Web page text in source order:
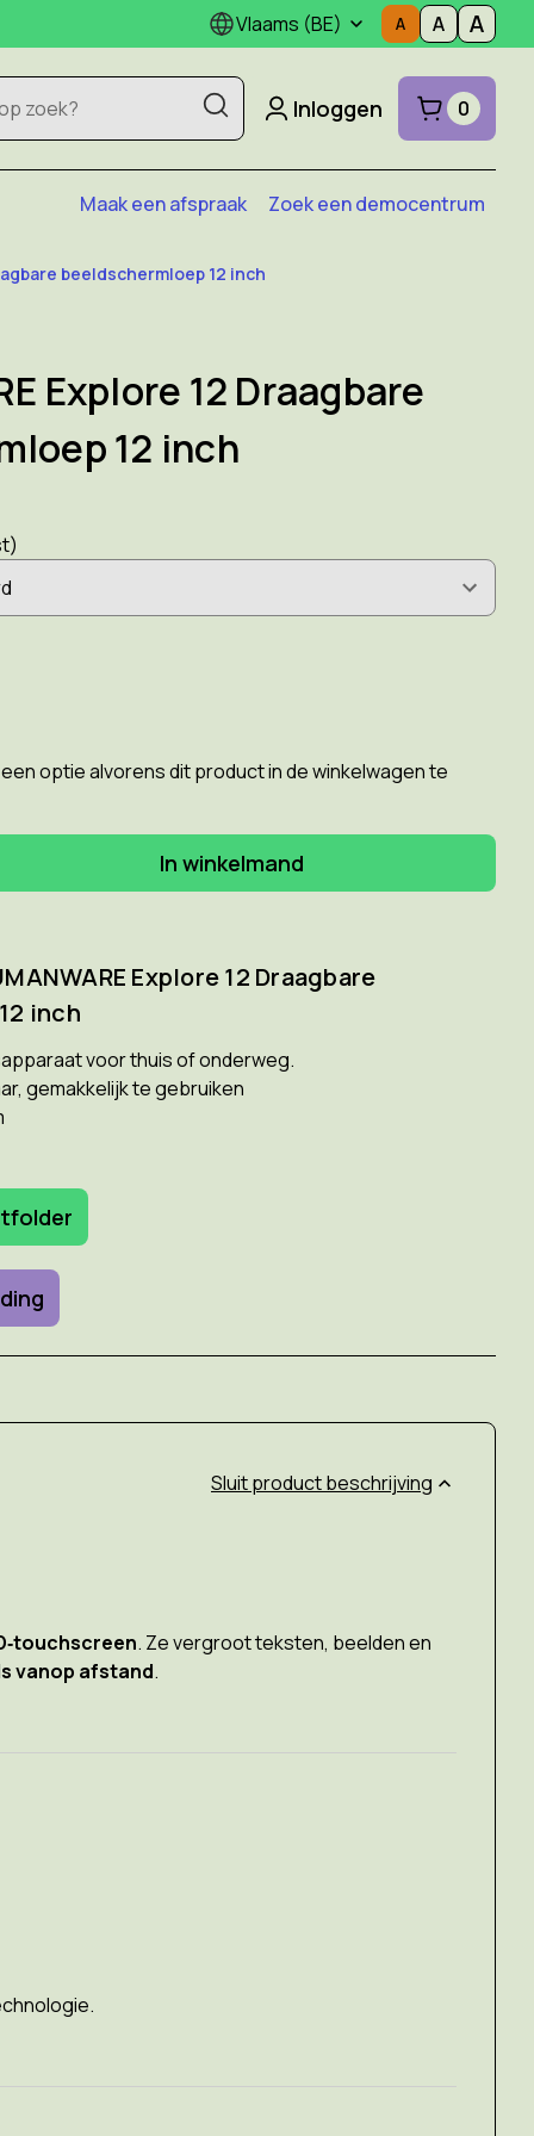
Vlaams (BE)
Inloggen 0
Maak een afspraak Zoek een democentrum
beeldschermloep 12 inch
Explore 12 Draagbare
12 inch
optie alvorens dit product in de winkelwagen te
Explore 12 Draagbare
inch
voor thuis of onderweg.
gemakkelijk te gebruiken
product beschrijving
. Ze vergroot teksten, beelden en
vanop afstand.